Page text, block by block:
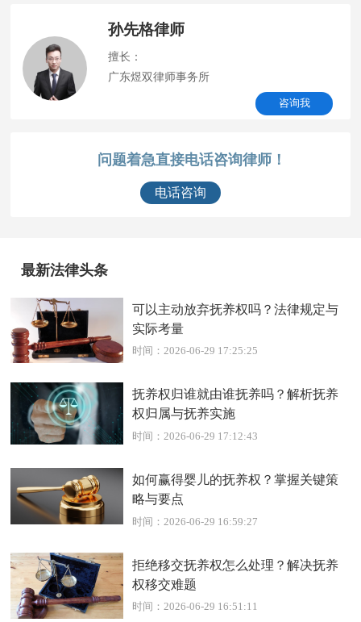
孙先格律师
擅长：
广东煜双律师事务所
咨询我
问题着急直接电话咨询律师！
电话咨询
最新法律头条
可以主动放弃抚养权吗？法律规定与
实际考量
时间：2026-06-29 17:25:25
抚养权归谁就由谁抚养吗？解析抚养
权归属与抚养实施
时间：2026-06-29 17:12:43
如何赢得婴儿的抚养权？掌握关键策
略与要点
时间：2026-06-29 16:59:27
拒绝移交抚养权怎么处理？解决抚养
权移交难题
时间：2026-06-29 16:51:11